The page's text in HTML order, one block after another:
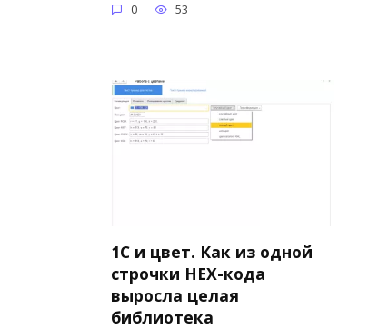
0 53
1С и цвет. Как из одной
строчки HEX-кода
выросла целая
библиотека